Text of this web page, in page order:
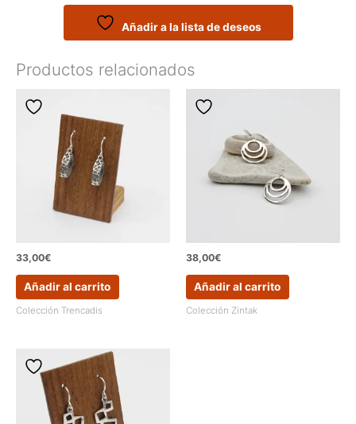
Añadir a la lista de deseos
Productos relacionados
33,00€
Añadir al carrito
Colección Trencadis
38,00€
Añadir al carrito
Colección Zintak